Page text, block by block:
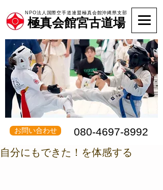
お問い合わせ 080-4697-8992
極真会館宮古道場
NPO法人国際空手道連盟極真会館沖縄県支部
自分にもできた！を体感する